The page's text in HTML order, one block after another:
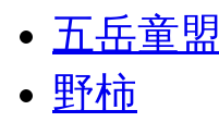
五岳童盟
野柿